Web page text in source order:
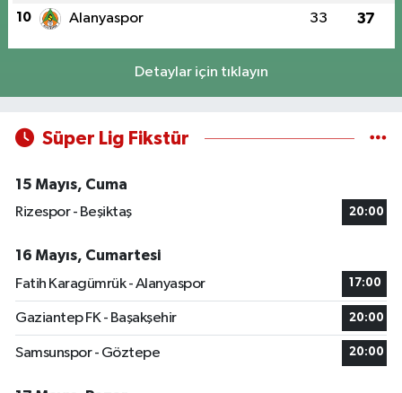
10 Alanyaspor 33 37
Detaylar için tıklayın
Süper Lig Fikstür
15 Mayıs, Cuma
Rizespor - Beşiktaş
20:00
16 Mayıs, Cumartesi
Fatih Karagümrük - Alanyaspor
17:00
Gaziantep FK - Başakşehir 20:00
Samsunspor - Göztepe 20:00